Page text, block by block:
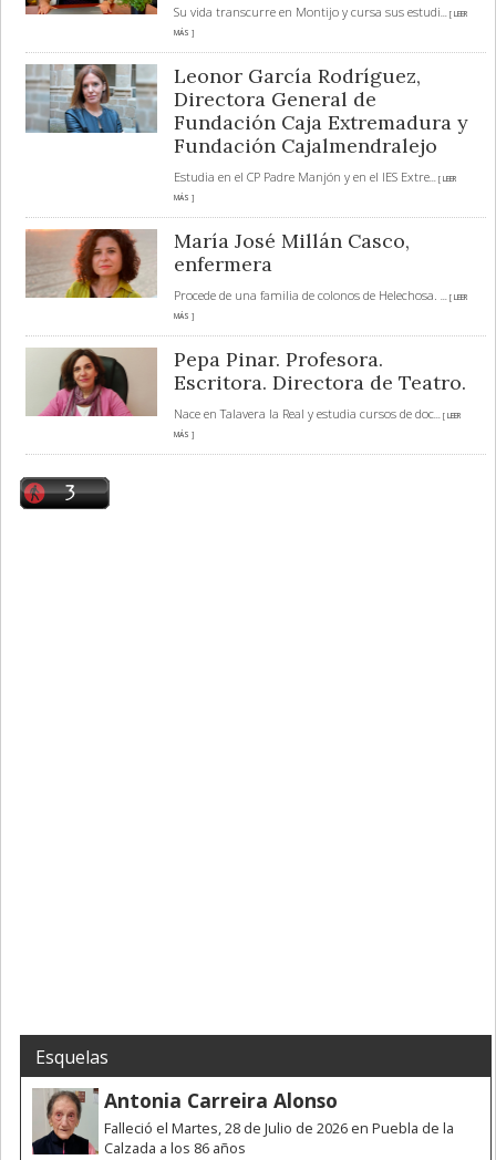
Su vida transcurre en Montijo y cursa sus estudi... [ LEER
MÁS ]
Leonor García Rodríguez,
Directora General de
Fundación Caja Extremadura y
Fundación Cajalmendralejo
Estudia en el CP Padre Manjón y en el IES Extre... [ LEER
MÁS ]
María José Millán Casco,
enfermera
Procede de una familia de colonos de Helechosa. ... [ LEER
MÁS ]
Pepa Pinar. Profesora.
Escritora. Directora de Teatro.
Nace en Talavera la Real y estudia cursos de doc... [ LEER
MÁS ]
Esquelas
Antonia Carreira Alonso
Falleció el Martes, 28 de Julio de 2026 en Puebla de la
Calzada a los 86 años